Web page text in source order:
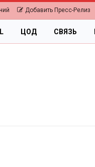
Добавить Пресс-Релиз
ЦОД СВЯЗЬ